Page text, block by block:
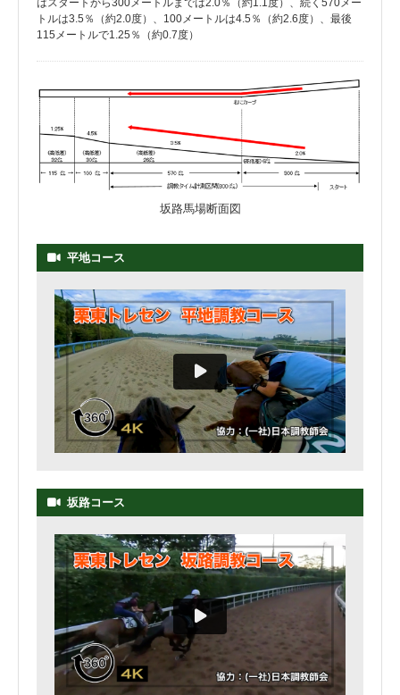
はスタートから300メートルまでは2.0％（約1.1度）、続く570メー
トルは3.5％（約2.0度）、100メートルは4.5％（約2.6度）、最後
115メートルで1.25％（約0.7度）
坂路馬場断面図
平地コース
坂路コース